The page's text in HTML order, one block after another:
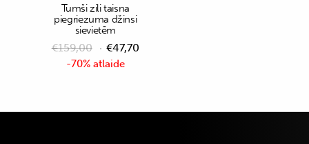
-70% atlaide
Tumši zili taisna
piegriezuma džinsi
sievietēm
€159,00 €47,70